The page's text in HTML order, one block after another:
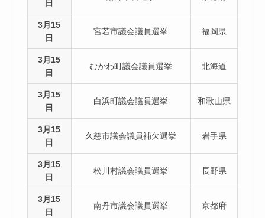
日
3月15
日
宮若市議会議員選挙 福岡県
3月15
日
むかわ町議会議員選挙 北海道
3月15
日
白浜町議会議員選挙 和歌山県
3月15
日
久慈市議会議員補欠選挙 岩手県
3月15
日
松川村議会議員選挙 長野県
3月15
日
南丹市議会議員選挙 京都府